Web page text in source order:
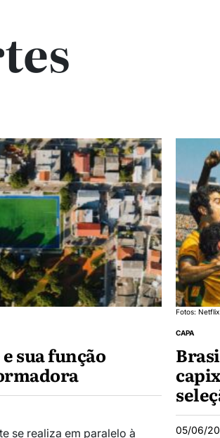
sua função
se realiza em paralelo à
Fotos:
CAPA
05/06/